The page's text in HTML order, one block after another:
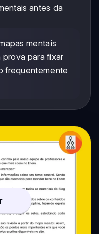
antes da
mentais
prova para fixar
frequentemente